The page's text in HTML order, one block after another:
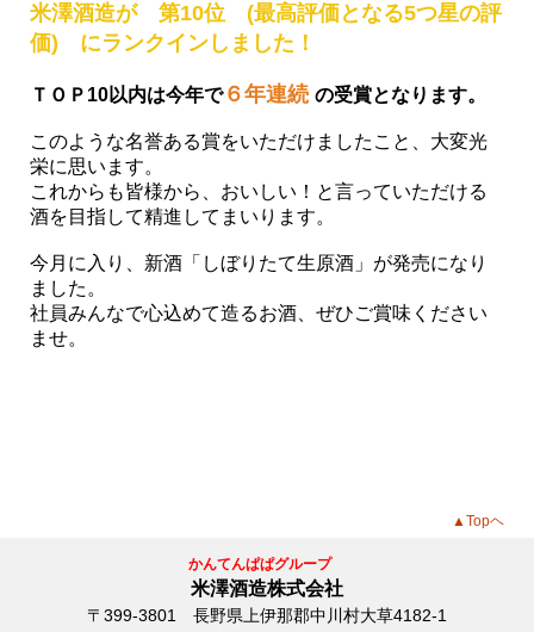
米澤酒造が
第10位 (最高評価となる5つ星の評
価) にランクインしました！
ＴＯＰ10以内は今年で６年連続 の受賞となります。
このような名誉ある賞をいただけましたこと、大変光
栄に思います。
これからも皆様から、おいしい！と言っていただける
酒を目指して精進してまいります。
今月に入り、新酒「しぼりたて生原酒」が発売になり
ました。
社員みんなで心込めて造るお酒、ぜひご賞味ください
ませ。
▲Topヘ
かんてんぱぱグループ
米澤酒造株式会社
〒399-3801 長野県上伊那郡中川村大草4182-1